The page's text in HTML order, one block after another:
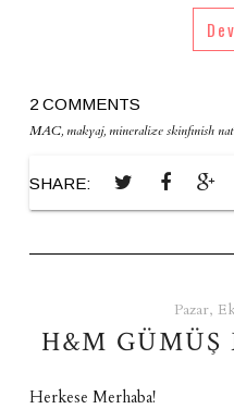
2 COMMENTS
MAC, makyaj, mineralize skinfinish
SHARE:
Pazar,
H&M GÜMÜŞ
Herkese Merhaba!